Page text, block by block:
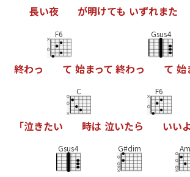
長い夜 が明けても いずれまた
終わっ
F6
て 始まって 終わっ
Gsus4
て 始
「泣きたい
C
時は 泣いたら
F6
いいよ
Gsus4 G#dim